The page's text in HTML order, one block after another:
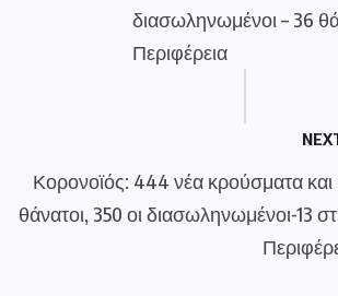
διασωληνωμένοι – 36
Περιφέρεια
Κορονοϊός: 444 νέα κρούσματα και
θάνατοι, 350 οι διασωληνωμένοι-13